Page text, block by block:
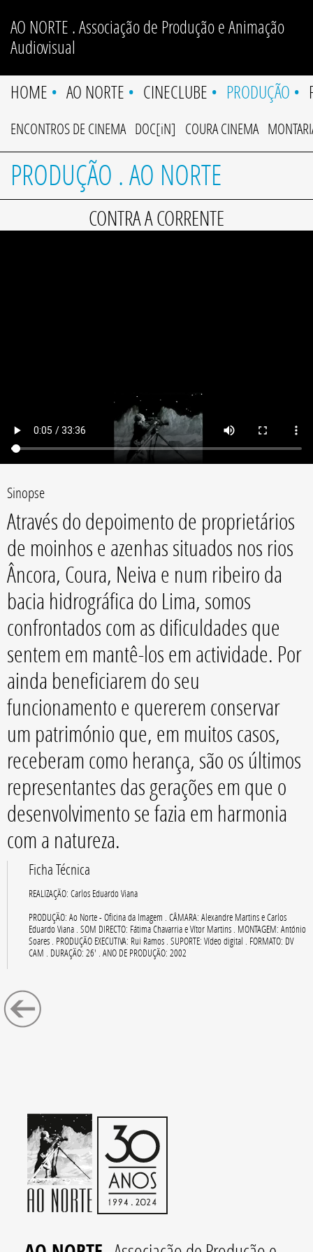
AO NORTE . Associação de Produção e Animação
Audiovisual
HOME • AO NORTE • CINECLUBE • PRODUÇÃO •
ENCONTROS DE CINEMA DOC[iN] COURA CINEMA
PRODUÇÃO . AO NORTE
CONTRA A CORRENTE
Sinopse
Através do depoimento de proprietários
de moinhos e azenhas situados nos rios
Âncora, Coura, Neiva e num ribeiro da
bacia hidrográfica do Lima, somos
confrontados com as dificuldades que
sentem em mantê-los em actividade. Por
ainda beneficiarem do seu
funcionamento e quererem conservar
um património que, em muitos casos,
receberam como herança, são os últimos
representantes das gerações em que o
desenvolvimento se fazia em harmonia
com a natureza.
Ficha Técnica
REALIZAÇÃO: Carlos Eduardo Viana
PRODUÇÃO: Ao Norte - Oficina da Imagem . CÂMARA: Alexandre Martins e Carlos
Eduardo Viana . SOM DIRECTO: Fátima Chavarria e Vítor Martins . MONTAGEM: António
Soares . PRODUÇÃO EXECUTIVA: Rui Ramos . SUPORTE: Vídeo digital . FORMATO: DV
CAM . DURAÇÃO: 26' . ANO DE PRODUÇÃO: 2002